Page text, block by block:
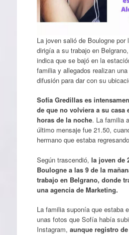
La joven salió de Boulogne por
dirigía a su trabajo en
indica que se bajó en la
familia y allegados realizan
difusión para dar con su
Sofía Gredillas es
de que no volviera a su casa
horas de la noche. La familia
último mensaje fue 21.50,
hermano que estaba
Según trascendió, la joven de
Boulogne a las 9 de la
trabajo en Belgrano, donde
una agencia de Marketing.
La familia suponía que estaba
unas fotos que Sofía había
Instagram, aunque registro